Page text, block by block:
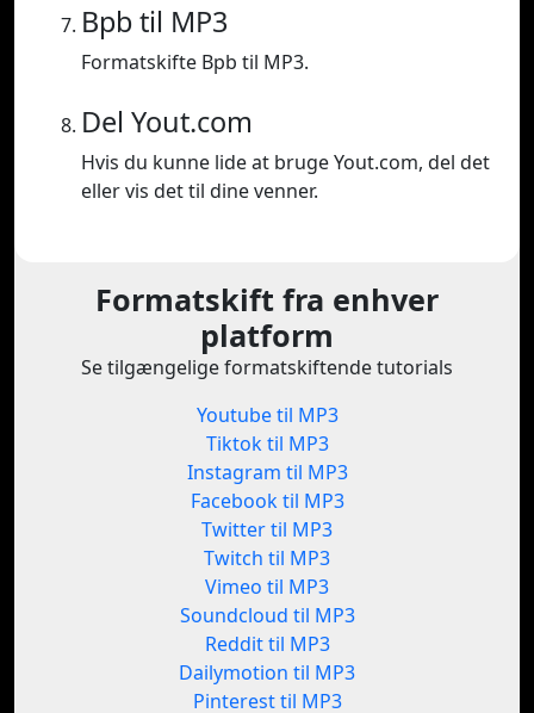
Bpb til MP3
Formatskifte Bpb til MP3.
Del Yout.com
Hvis du kunne lide at bruge Yout.com, del det
eller vis det til dine venner.
Formatskift fra enhver
platform
Se tilgængelige formatskiftende tutorials
Youtube til MP3
Tiktok til MP3
Instagram til MP3
Facebook til MP3
Twitter til MP3
Twitch til MP3
Vimeo til MP3
Soundcloud til MP3
Reddit til MP3
Dailymotion til MP3
Pinterest til MP3